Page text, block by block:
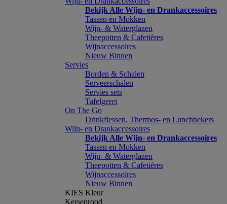
Bekijk Alle Wijn- en Drankaccessoires
Tassen en Mokken
Wijn- & Waterglazen
Theepotten & Cafetières
Wijnaccessoires
Nieuw Binnen
Servies
Borden & Schalen
Serveerschalen
Servies sets
Tafelgerei
On The Go
Drinkflessen, Thermos- en Lunchbekers
Wijn- en Drankaccessoires
Bekijk Alle Wijn- en Drankaccessoires
Tassen en Mokken
Wijn- & Waterglazen
Theepotten & Cafetières
Wijnaccessoires
Nieuw Binnen
KIES Kleur
Kersenrood